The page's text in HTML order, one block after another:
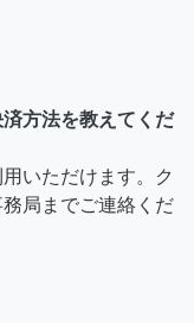
方法を教えてくだ
いただけます。ク
局までご連絡くだ